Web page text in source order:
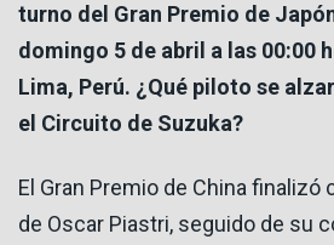
turno del Gran Premio de
domingo 5 de abril a las 00:00
Lima, Perú. ¿Qué piloto se
el Circuito de Suzuka?
El Gran Premio de China finalizó
de Oscar Piastri, seguido de su